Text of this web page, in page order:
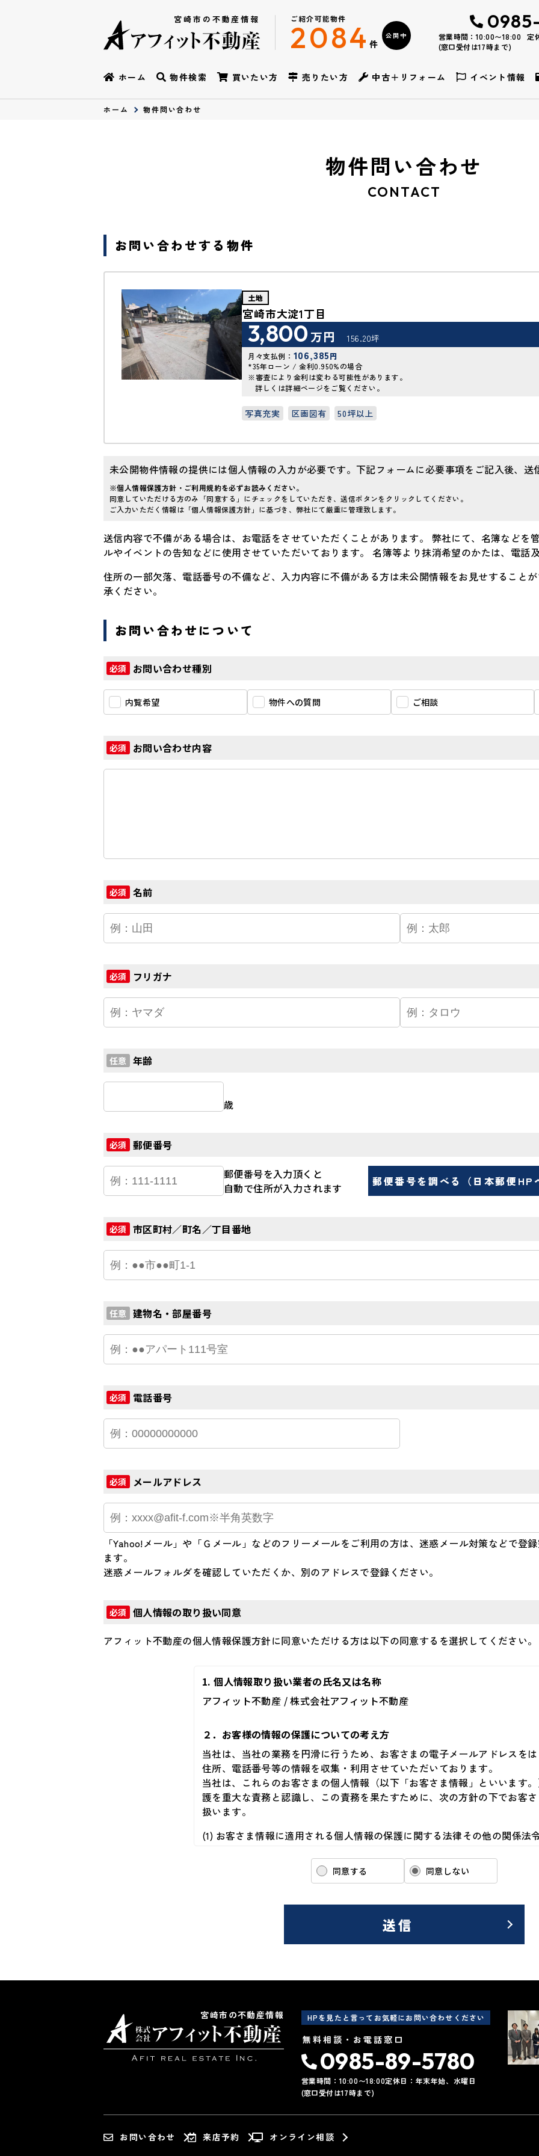
ご紹介可能物件
2084件
公開中
宮崎市の不動産情報
営業時間：10:00〜18:00
定
(窓口受付は17時まで)
ホーム 物件検索 買いたい方 売りたい方 中古＋リフォーム イベント情報
ホーム 物件問い合わせ
物件問い合わせ
CONTACT
お問い合わせする物件
土地
宮崎市大淀1丁目
3,800 万円 156.20坪
月々支払例： 106,385円
*35年ローン / 金利0.950%の場合
※審査により金利は変わる可能性があります。
詳しくは詳細ページをご覧ください。
写真充実 区画図有 50坪以上
未公開物件情報の提供には個人情報の入力が必要です。下記フォームに必要事項をご記入後、送
※個人情報保護方針・ご利用規約を必ずお読みください。
同意していただける方のみ「同意する」にチェックをしていただき、送信ボタンをクリックしてください。
ご入力いただく情報は「個人情報保護方針」に基づき、弊社にて厳重に管理致します。
送信内容で不備がある場合は、お電話をさせていただくことがあります。 弊社にて、名簿などを
ルやイベントの告知などに使用させていただいております。 名簿等より抹消希望のかたは、電話
住所の一部欠落、電話番号の不備など、入力内容に不備がある方は未公開情報をお見せすること
承ください。
お問い合わせについて
必須 お問い合わせ種別
内覧希望 物件への質問 ご相談
必須 お問い合わせ内容
必須 名前
必須 フリガナ
任意 年齢
歳
必須 郵便番号
郵便番号を入力頂くと
自動で住所が入力されます
郵便番号を調べる（日本郵便HP
必須 市区町村／町名／丁目番地
任意 建物名・部屋番号
必須 電話番号
必須 メールアドレス
「Yahoo!メール」や「Ｇメール」などのフリーメールをご利用の方は、迷惑メール対策などで登
ます。
迷惑メールフォルダを確認していただくか、別のアドレスで登録ください。
必須 個人情報の取り扱い同意
アフィット不動産の個人情報保護方針に同意いただける方は以下の同意するを選択してください。
1. 個人情報取り扱い業者の氏名又は名称
アフィット不動産 / 株式会社アフィット不動産
２．お客様の情報の保護についての考え方
当社は、当社の業務を円滑に行うため、お客さまの電子メールアドレスを
住所、電話番号等の情報を収集・利用させていただいております。
当社は、これらのお客さまの個人情報（以下「お客さま情報」といいます
護を重大な責務と認識し、この責務を果たすために、次の方針の下でお客
扱います。
(1) お客さま情報に適用される個人情報の保護に関する法律その他の関係法
(2) お客さま情報の取扱いに関する規程を明確にし、従業者に周知徹底しま
先等に対しても適切にお客さま情報を取り扱うように要請します。
にしたがってお客さま情報を取り扱います。
(4) お客さま情報の漏洩、紛失、改ざん等を防止するために必要な 対策を
３．お客様の情報の利用目的
当社は、不動産についてのサービスをお客さまにご利用いただくにあたり
の受付、訪問、提案、見積、各種の工事やサービス提供等の機会に、当社
協力会社又は業務委託先等を通じて、お客さまの個人情報（お客さまの電
ス、氏名、住所、電話番号等）を取得いたしますが、これらの個人情報は
用させていただきます。
(2) 不動産についてのサービスのアフターサービスの提供
同意する 同意しない
送信
宮崎市の不動産情報 HPを見たと言ってお気軽にお問い合わせください
無料相談・お電話窓口
0985-89-5780
営業時間：10:00〜18:00定休日：年末年始、水曜日
(窓口受付は17時まで)
お問い合わせ 来店予約 オンライン相談